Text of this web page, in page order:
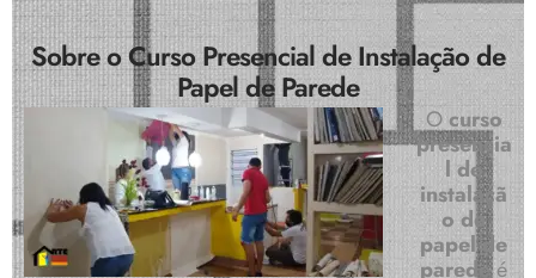
Sobre o Curso Presencial de Instalação de
Papel de Parede
Ocurso
presencia
l de
instalaçã
o de
papel de
paredeé